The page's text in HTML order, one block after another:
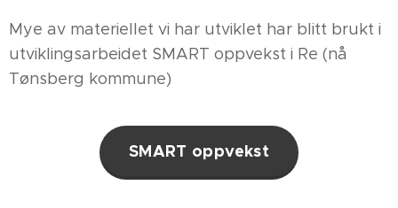
Mye av materiellet vi har utviklet har blitt brukt i
utviklingsarbeidet SMART oppvekst i Re (nå
Tønsberg kommune)
SMART oppvekst